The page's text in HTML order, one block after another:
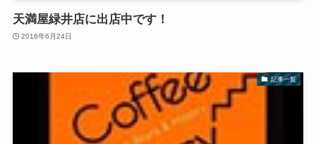
天満屋緑井店に出店中です！
2016年6月24日
記事一覧